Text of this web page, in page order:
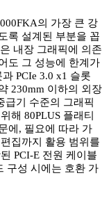
의 가장 큰 강
록 설계된 부분을 꼽
내장 그래픽에 의존
도 그 성능에 한계가
PCIe 3.0 x1 슬롯
230mm 이하의 외장
급기 수준의 그래픽
해 80PLUS 플래티
에, 필요에 따라 가
집까지 활용 범위를
PCI-E 전원 케이블
구성 시에는 호환 가